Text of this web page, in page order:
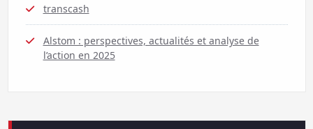
transcash
Alstom : perspectives, actualités et analyse de
l’action en 2025